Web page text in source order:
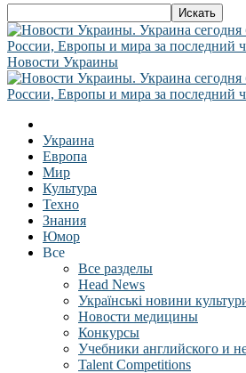
Новости Украины
Украина
Европа
Мир
Культура
Техно
Знания
Юмор
Все
Все разделы
Head News
Українські новини
Новости медицины
Конкурсы
Учебники английского и
Talent Competitions